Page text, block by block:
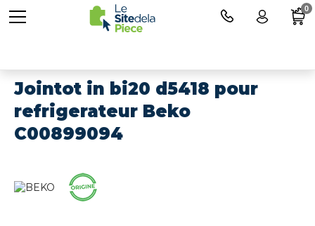
Jointot in bi20 d5418 pour
refrigerateur Beko
C00899094
0